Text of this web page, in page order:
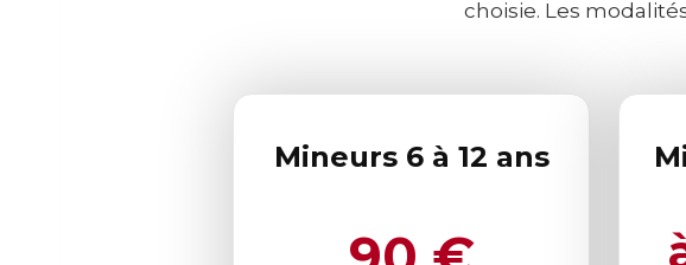
choisie. Les
Mineurs 6 à 12 ans